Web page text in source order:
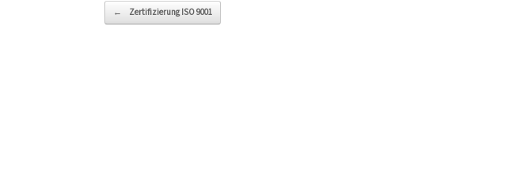
Beitragsnavigation
← Zertifizierung ISO 9001